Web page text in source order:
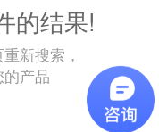
的结果!
新搜索，
产品